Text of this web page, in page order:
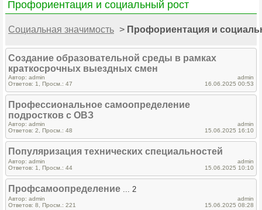
Профориентация и социальный рост
Социальная значимость > Профориентация и
Создание образовательной среды в рамках
краткосрочных выездных смен
Автор: admin
Ответов: 1, Просм.: 47
admin
16.06.2025 00:53
Профессиональное самоопределение
подростков с ОВЗ
Автор: admin
Ответов: 2, Просм.: 48
admin
15.06.2025 16:10
Популяризация технических специальностей
Автор: admin
Ответов: 1, Просм.: 44
admin
15.06.2025 10:10
Профсамоопределение ... 2
Автор: admin
Ответов: 8, Просм.: 221
admin
15.06.2025 08:28